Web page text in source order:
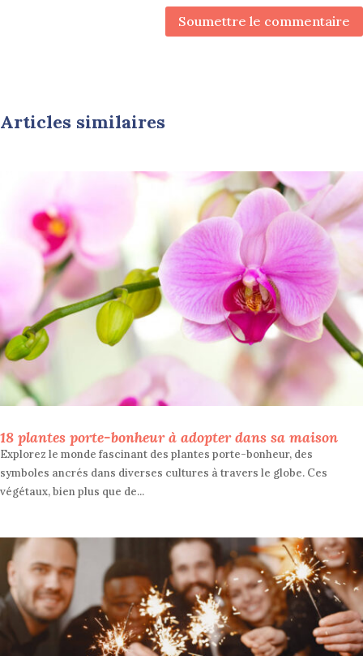
Soumettre le commentaire
Articles similaires
18 plantes porte-bonheur à adopter dans sa maison
Explorez le monde fascinant des plantes porte-bonheur, des
symboles ancrés dans diverses cultures à travers le globe. Ces
végétaux, bien plus que de...